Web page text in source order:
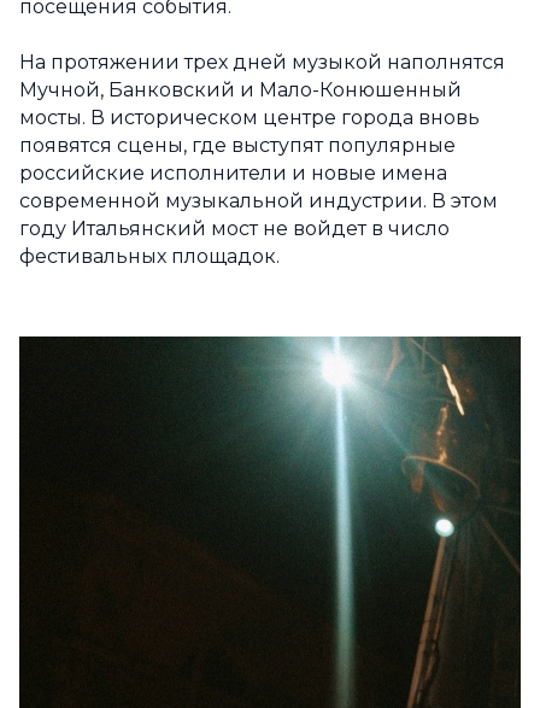
посещения события.
На протяжении трех дней музыкой наполнятся
Мучной, Банковский и Мало-Конюшенный
мосты. В историческом центре города вновь
появятся сцены, где выступят популярные
российские исполнители и новые имена
современной музыкальной индустрии. В этом
году Итальянский мост не войдет в число
фестивальных площадок.